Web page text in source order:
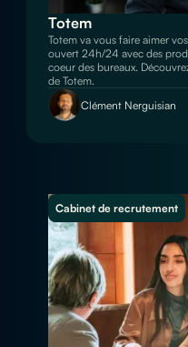
Totem
Totem va vous faire aimer
ouvert 24h/24 avec des
coeur des bureaux.
de Totem.
Clément Nerguisian
Cabinet de recrutement